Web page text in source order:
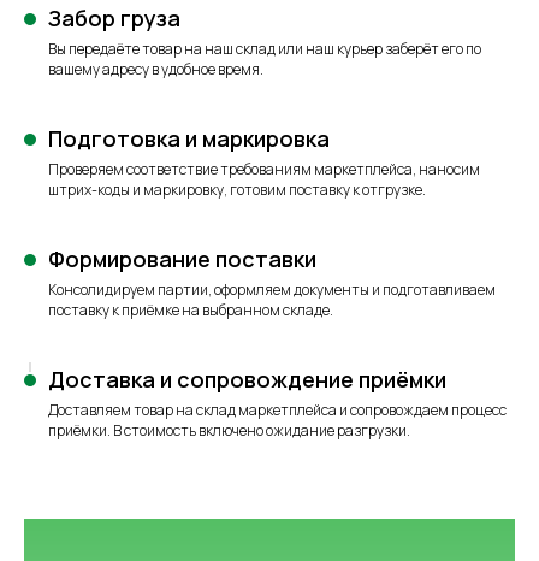
Забор груза
Вы передаёте товар на наш склад или наш курьер заберёт его по
вашему адресу в удобное время.
Подготовка и маркировка
Проверяем соответствие требованиям маркетплейса, наносим
штрих-коды и маркировку, готовим поставку к отгрузке.
Формирование поставки
Консолидируем партии, оформляем документы и подготавливаем
поставку к приёмке на выбранном складе.
Доставка и сопровождение приёмки
Доставляем товар на склад маркетплейса и сопровождаем процесс
приёмки. В стоимость включено ожидание разгрузки.